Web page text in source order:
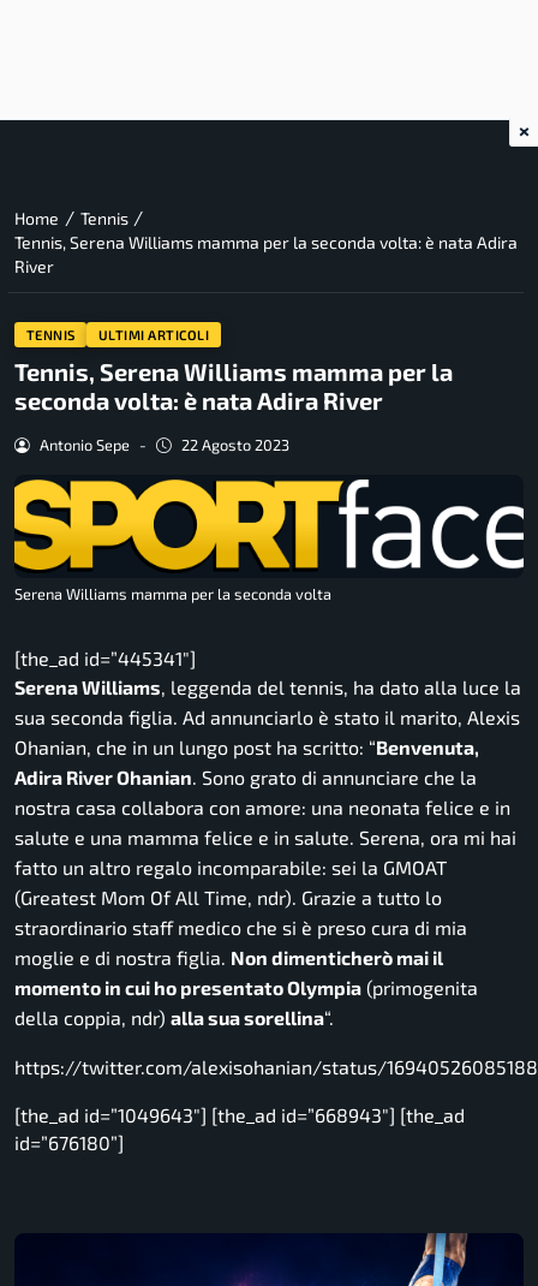
Home / Tennis /
Tennis, Serena Williams mamma per la seconda volta: è nata Adira
River
TENNIS ULTIMI ARTICOLI
Tennis, Serena Williams mamma per la
seconda volta: è nata Adira River
Antonio Sepe - 22 Agosto 2023
Serena Williams mamma per la seconda volta
[the_ad id=”445341″]
Serena Williams , leggenda del tennis, ha dato alla luce la
sua seconda figlia. Ad annunciarlo è stato il marito, Alexis
Ohanian, che in un lungo post ha scritto: “Benvenuta,
Adira River Ohanian . Sono grato di annunciare che la
nostra casa collabora con amore: una neonata felice e in
salute e una mamma felice e in salute. Serena, ora mi hai
fatto un altro regalo incomparabile: sei la GMOAT
(Greatest Mom Of All Time, ndr). Grazie a tutto lo
straordinario staff medico che si è preso cura di mia
moglie e di nostra figlia. Non dimenticherò mai il
momento in cui ho presentato Olympia (primogenita
della coppia, ndr) alla sua sorellina“.
https://twitter.com/alexisohanian/status/
[the_ad id=”1049643″] [the_ad id=”668943″] [the_ad
id=”676180”]
×